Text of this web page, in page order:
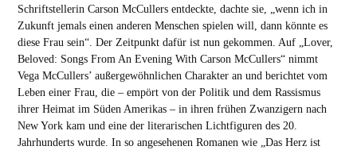
Schriftstellerin Carson McCullers entdeckte, dachte sie, „wenn ich in
Zukunft jemals einen anderen Menschen spielen will, dann könnte es
diese Frau sein“. Der Zeitpunkt dafür ist nun gekommen. Auf „Lover,
Beloved: Songs From An Evening With Carson McCullers“ nimmt
Vega McCullers’ außergewöhnlichen Charakter an und berichtet vom
Leben einer Frau, die – empört von der Politik und dem Rassismus
ihrer Heimat im Süden Amerikas – in ihren frühen Zwanzigern nach
New York kam und eine der literarischen Lichtfiguren des 20.
Jahrhunderts wurde. In so angesehenen Romanen wie „Das Herz ist